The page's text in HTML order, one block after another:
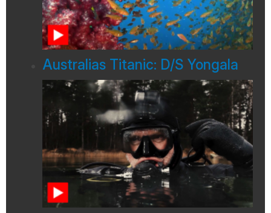
Australias Titanic: D/S Yongala